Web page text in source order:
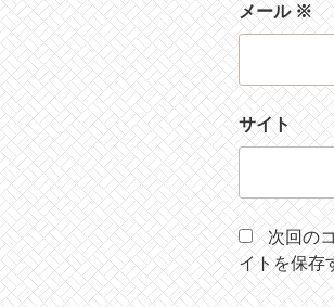
メール※
サイト
次回の
イトを保存